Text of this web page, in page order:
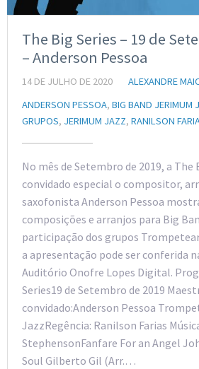
The Big Series – 19 de
– Anderson Pessoa
14 DE JULHO DE 2020
ALEXANDRE
ANDERSON PESSOA, BIG BAND JERIMUM
GRUPOS, JERIMUM JAZZ, RANILSON
No mês de Setembro de 2019, a
convidado especial o compositor,
saxofonista Anderson Pessoa
composições e arranjos para Big
participação dos grupos
a apresentação pode ser conferida
Auditório Onofre Lopes Digital.
Series19 de Setembro de 2019
convidado:Anderson Pessoa
JazzRegência: Ranilson Farias
StephensonFanfare For an Angel
Soul Gilberto Gil (Arr.…